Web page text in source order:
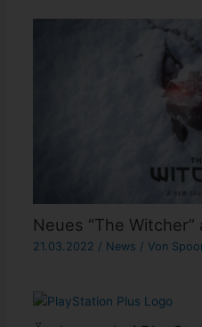
Neues “The
21.03.2022 / News / Von